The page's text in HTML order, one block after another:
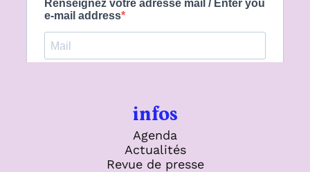
infos
Agenda
Actualités
Revue de presse